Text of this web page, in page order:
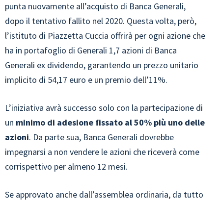
punta nuovamente all’acquisto di Banca Generali,
dopo il tentativo fallito nel 2020. Questa volta, però,
l’istituto di Piazzetta Cuccia offrirà per ogni azione che
ha in portafoglio di Generali 1,7 azioni di Banca
Generali ex dividendo, garantendo un prezzo unitario
implicito di 54,17 euro e un premio dell’11%.
L’iniziativa avrà successo solo con la partecipazione di
un minimo di adesione fissato al 50% più uno delle
azioni. Da parte sua, Banca Generali dovrebbe
impegnarsi a non vendere le azioni che riceverà come
corrispettivo per almeno 12 mesi.
Se approvato anche dall’assemblea ordinaria, da tutto